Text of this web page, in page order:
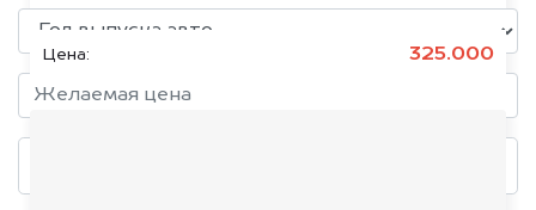
Цена: 325.000